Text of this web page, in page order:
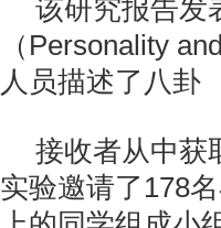
该研究报告发
（Personality
人员描述了八卦
接收者从中获
实验邀请了178